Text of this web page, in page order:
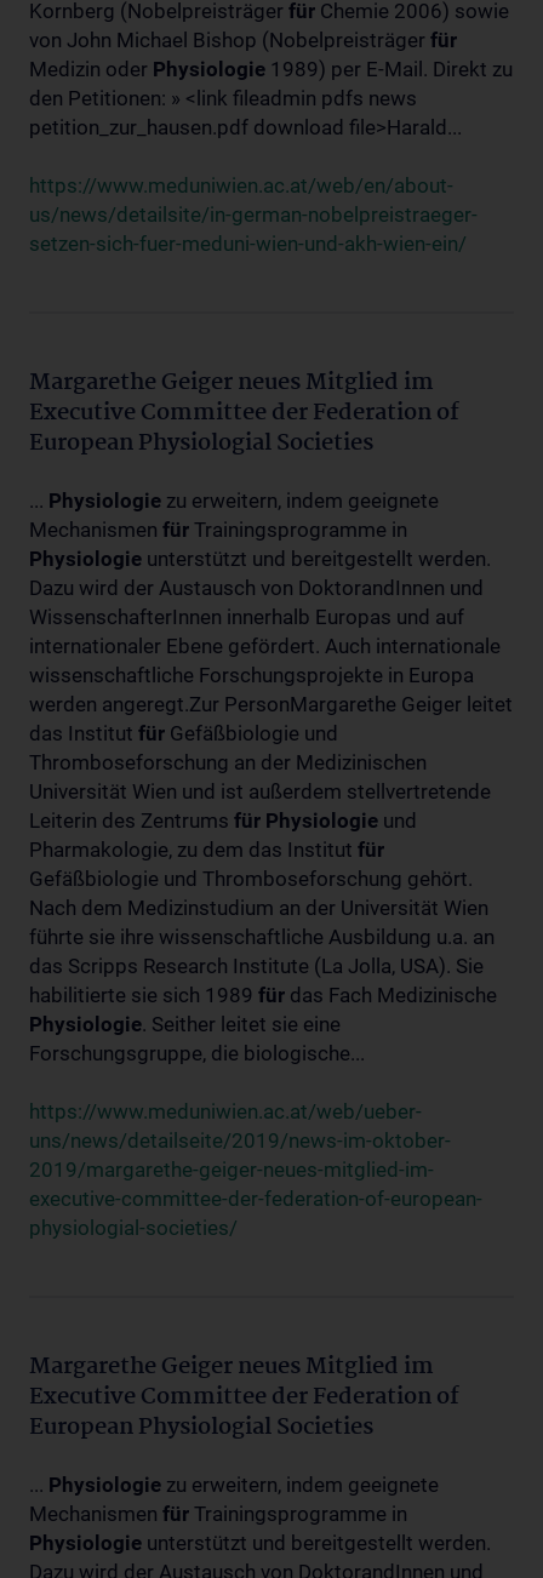
Kornberg (Nobelpreisträger für Chemie 2006) sowie
von John Michael Bishop (Nobelpreisträger für
Medizin oder Physiologie 1989) per E-Mail. Direkt zu
den Petitionen: » <link fileadmin pdfs news
petition_zur_hausen.pdf download file>Harald...
https://www.meduniwien.ac.at/web/en/about-
us/news/detailsite/in-german-nobelpreistraeger-
setzen-sich-fuer-meduni-wien-und-akh-wien-ein/
Margarethe Geiger neues Mitglied im
Executive Committee der Federation of
European Physiologial Societies
... Physiologie zu erweitern, indem geeignete
Mechanismen für Trainingsprogramme in
Physiologie unterstützt und bereitgestellt werden.
Dazu wird der Austausch von DoktorandInnen und
WissenschafterInnen innerhalb Europas und auf
internationaler Ebene gefördert. Auch internationale
wissenschaftliche Forschungsprojekte in Europa
werden angeregt.Zur PersonMargarethe Geiger leitet
das Institut für Gefäßbiologie und
Thromboseforschung an der Medizinischen
Universität Wien und ist außerdem stellvertretende
Leiterin des Zentrums für Physiologie und
Pharmakologie, zu dem das Institut für
Gefäßbiologie und Thromboseforschung gehört.
Nach dem Medizinstudium an der Universität Wien
führte sie ihre wissenschaftliche Ausbildung u.a. an
das Scripps Research Institute (La Jolla, USA). Sie
habilitierte sie sich 1989 für das Fach Medizinische
Physiologie. Seither leitet sie eine
Forschungsgruppe, die biologische...
https://www.meduniwien.ac.at/web/ueber-
uns/news/detailseite/2019/news-im-oktober-
2019/margarethe-geiger-neues-mitglied-im-
executive-committee-der-federation-of-european-
physiologial-societies/
Margarethe Geiger neues Mitglied im
Executive Committee der Federation of
European Physiologial Societies
... Physiologie zu erweitern, indem geeignete
Mechanismen für Trainingsprogramme in
Physiologie unterstützt und bereitgestellt werden.
Dazu wird der Austausch von DoktorandInnen und